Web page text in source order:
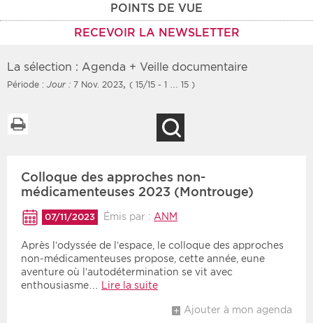
POINTS DE VUE
RECEVOIR LA NEWSLETTER
Rendez-vous des 7
prochains jours
Communiqués des 10
derniers jours
Recherche par mots clés
Type d'information
Rendez-vous
Communiqués
Zone géographique
La sélection : Agenda + Veille documentaire
Période : Jour : 7 Nov. 2023, ( 15/15 - 1 … 15 )
Colloque des approches non-
médicamenteuses 2023 (Montrouge)
07/11/2023 Émis par :ANM
Après l’odyssée de l’espace, le colloque des approches
non-médicamenteuses propose, cette année, eune
aventure où l’autodétermination se vit avec
enthousiasme…
Lire la suite
Ajouter à mon agenda